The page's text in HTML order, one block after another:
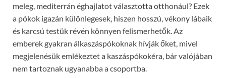
meleg, mediterrán éghajlatot választotta otthonául? Ezek
a pókok igazán különlegesek, hiszen hosszú, vékony lábaik
és karcsú testük révén könnyen felismerhetők. Az
emberek gyakran álkaszáspókoknak hívják őket, mivel
megjelenésük emlékeztet a kaszáspókokéra, bár valójában
nem tartoznak ugyanabba a csoportba.